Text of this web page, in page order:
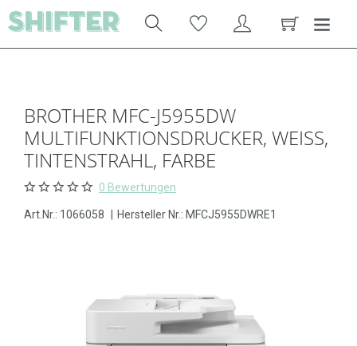
BROTHER MFC-J5955DW
MULTIFUNKTIONSDRUCKER, WEISS, T
INTENSTRAHL, FARBE
0 Bewertungen
Art.Nr.: 1066058 Hersteller Nr.: MFCJ5955DWRE1